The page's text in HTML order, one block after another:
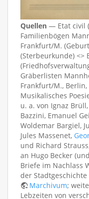
Quellen — Etat civil
Familienbögen
Frankfurt/M.
(Sterbeurkunde) <>
Gräberlisten
Frankfurt/M.,
Musikalisches
u. a. von Ignaz
Bazzini, Emanuel
Woldemar Bargiel,
Jules Massenet,
und Richard
an Hugo Becker
Briefe im Nachlass
der
Marchivum;
Lebzeiten von